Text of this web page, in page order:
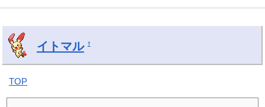
イトマル †
TOP